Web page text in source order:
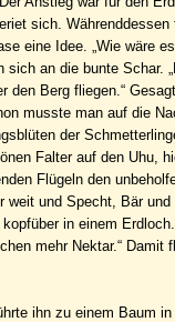
sich. Währenddessen
eine Idee. „Wie wäre
an die bunte Schar.
den Berg fliegen.“
musste man auf die
der
Falter auf den Uhu,
Flügeln den
und Specht, Bär und
in einem
mehr Nektar.“ Damit
ihn zu einem Baum in